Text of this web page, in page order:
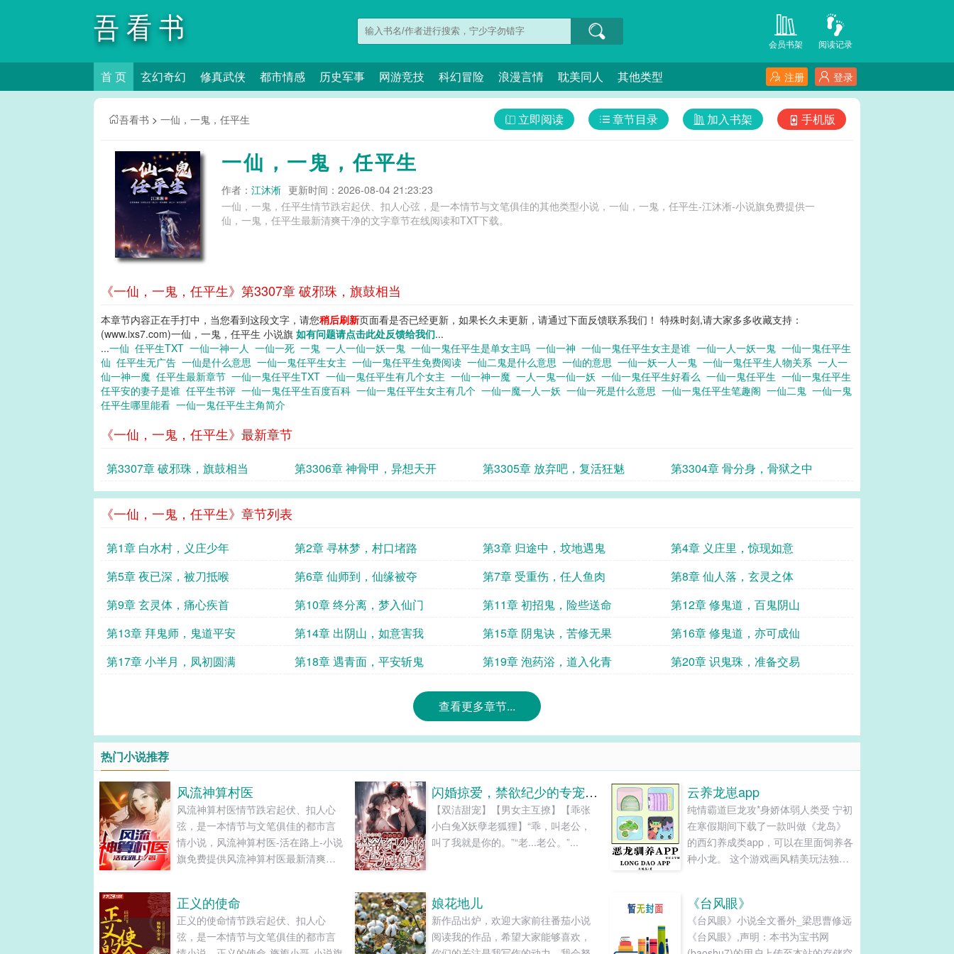
吾看书 阅读记录
会员书架
首 页 玄幻奇幻 修真武侠 都市情感 历史军事 网游竞技 科幻冒险 浪漫言情 耽美同人 其他类型 登录
注册
吾看书 > 一仙，一鬼，任平生 手机版
加入书架
章节目录
立即阅读
一仙，一鬼，任平生
作者： 江沐淅 更新时间：2026-08-04 21:23:23
一仙，一鬼，任平生情节跌宕起伏、扣人心弦，是一本情节与文笔俱佳的其他类型小说，一仙，一鬼，任平生-江沐淅-小说旗免费提供一
仙，一鬼，任平生最新清爽干净的文字章节在线阅读和TXT下载。
《一仙，一鬼，任平生》第3307章 破邪珠，旗鼓相当
本章节内容正在手打中，当您看到这段文字，请您稍后刷新页面看是否已经更新，如果长久未更新，请通过下面反馈联系我们！ 特殊时刻,请大家多多收藏支持：
(www.ixs7.com)一仙，一鬼，任平生 小说旗 如有问题请点击此处反馈给我们...
...一仙 任平生TXT 一仙一神一人 一仙一死 一鬼 一人一仙一妖一鬼 一仙一鬼任平生是单女主吗 一仙一神 一仙一鬼任平生女主是谁 一仙一人一妖一鬼 一仙一鬼任平生
仙 任平生无广告 一仙是什么意思 一仙一鬼任平生女主 一仙一鬼任平生免费阅读 一仙二鬼是什么意思 一仙的意思 一仙一妖一人一鬼 一仙一鬼任平生人物关系 一人一
仙一神一魔 任平生最新章节 一仙一鬼任平生TXT 一仙一鬼任平生有几个女主 一仙一神一魔 一人一鬼一仙一妖 一仙一鬼任平生好看么 一仙一鬼任平生 一仙一鬼任平生
任平安的妻子是谁 任平生书评 一仙一鬼任平生百度百科 一仙一鬼任平生女主有几个 一仙一魔一人一妖 一仙一死是什么意思 一仙一鬼任平生笔趣阁 一仙二鬼 一仙一鬼
任平生哪里能看 一仙一鬼任平生主角简介
《一仙，一鬼，任平生》最新章节
第3307章 破邪珠，旗鼓相当 第3306章 神骨甲，异想天开 第3305章 放弃吧，复活狂魅 第3304章 骨分身，骨狱之中
《一仙，一鬼，任平生》章节列表
第1章 白水村，义庄少年 第2章 寻林梦，村口堵路 第3章 归途中，坟地遇鬼
第4章 义庄里，惊现如意
第5章 夜已深，被刀抵喉
第6章 仙师到，仙缘被夺 第7章 受重伤，任人鱼肉
第8章 仙人落，玄灵之体
第9章 玄灵体，痛心疾首
第10章 终分离，梦入仙门 第11章 初招鬼，险些送命
第12章 修鬼道，百鬼阴山
第13章 拜鬼师，鬼道平安
第14章 出阴山，如意害我 第15章 阴鬼诀，苦修无果
第16章 修鬼道，亦可成仙
第17章 小半月，凤初圆满
第18章 遇青面，平安斩鬼 第19章 泡药浴，道入化青 第20章 识鬼珠，准备交易
查看更多章节...
热门小说推荐
风流神算村医
风流神算村医情节跌宕起伏、扣人心
弦，是一本情节与文笔俱佳的都市言
情小说，风流神算村医-活在路上-小说
旗免费提供风流神算村医最新清爽干
闪婚掠爱，禁欲纪少的专宠撩妻
【双洁甜宠】【男女主互撩】【乖张
小白兔X妖孽老狐狸】“乖，叫老公，
叫了我就是你的。”“老...老公。”...
云养龙崽app
纯情霸道巨龙攻*身娇体弱人类受 宁初
在寒假期间下载了一款叫做《龙岛》
的西幻养成类app，可以在里面饲养各
种小龙。 这个游戏画风精美玩法独
崽。 小龙崽们性格不一，喜好也各不
相同，宁初每天起早贪黑，打猎做
饭，砍树建屋子，给小龙崽们缝制衣
正义的使命
正义的使命情节跌宕起伏、扣人心
弦，是一本情节与文笔俱佳的都市言
娘花地儿
新作品出炉，欢迎大家前往番茄小说
阅读我的作品，希望大家能够喜欢，
《台风眼》
《台风眼》小说全文番外_梁思曹修远
《台风眼》,声明：本书为宝书网